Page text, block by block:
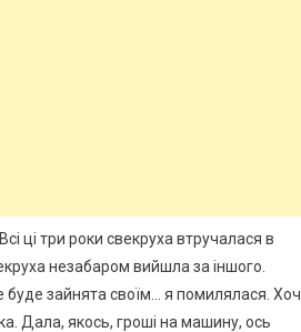
ці три роки свекруха втручалася в
незабаром вийшла за іншого.
зайнята своїм… я помилялася. Хоч
Дала, якось, гроші на машину, ось